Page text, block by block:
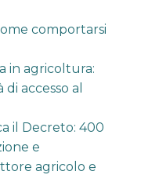
comportarsi
in agricoltura:
accesso al
il Decreto: 400
e
agricolo e